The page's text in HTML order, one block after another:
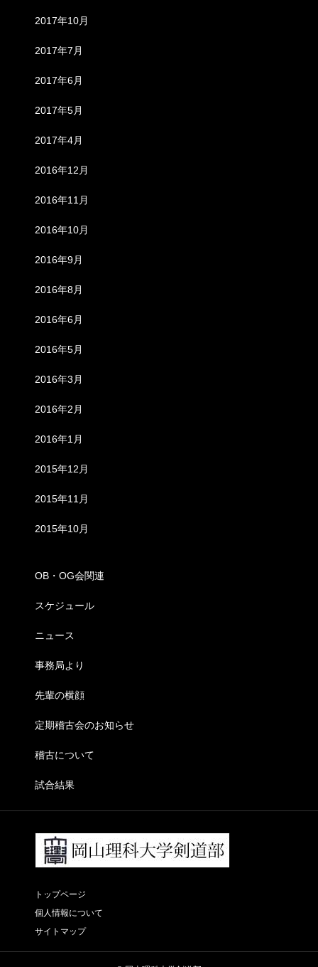
2017年10月
2017年7月
2017年6月
2017年5月
2017年4月
2016年12月
2016年11月
2016年10月
2016年9月
2016年8月
2016年6月
2016年5月
2016年3月
2016年2月
2016年1月
2015年12月
2015年11月
2015年10月
OB・OG会関連
スケジュール
ニュース
事務局より
先輩の横顔
定期稽古会のお知らせ
稽古について
試合結果
トップページ
個人情報について
サイトマップ